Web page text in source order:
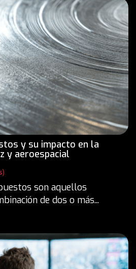
y su impacto en la
y aeroespacial
son aquellos
de dos o más...